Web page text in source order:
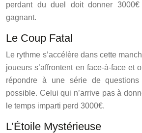
perdant du duel doit donner
gagnant.
Le Coup Fatal
Le rythme s’accélère dans cette
joueurs s’affrontent en face-à-face et
répondre à une série de
possible. Celui qui n’arrive pas à
le temps imparti perd 3000€.
L’Étoile Mystérieuse